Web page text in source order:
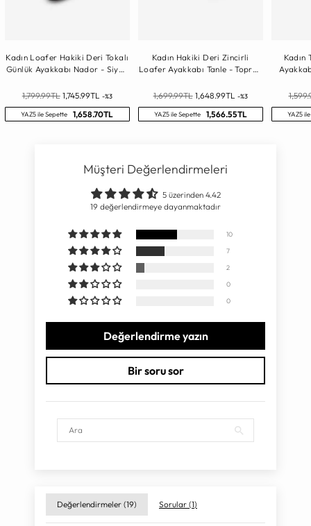
Kadın Loafer Hakiki Deri Tokalı
Günlük Ayakkabı Nador - Siyah
Normal
Fiyat
1,799.99TL 1,745.99TL -%3
YAZ5 ile Sepette 1,658.70TL
Kadın Hakiki Deri Zincirli
Loafer Ayakkabı Tanle - Toprak
Normal
Fiyat
1,699.99TL 1,648.99TL -%3
YAZ5 ile Sepette 1,566.55TL
Kadın
Fiyat
YAZ5
Müşteri Değerlendirmeleri
5 üzerinden 4.42
19 değerlendirmeye dayanmaktadır
10
7
2
0
0
Değerlendirme yazın
Bir soru sor
Değerlendirmeler (19) Sorular (1)